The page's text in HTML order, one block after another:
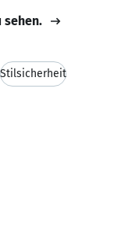
sehen.
Stilsicherheit